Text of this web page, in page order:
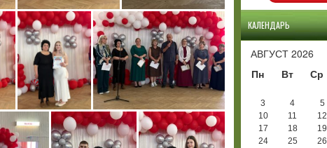
КАЛЕНДАРЬ
АВГУСТ 2026
Пн
Вт Ср
3
4 5
10
11 12
17
18 19
24
25 26